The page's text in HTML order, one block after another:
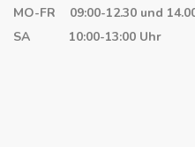
MO-FR 09:00-12.30 und
SA 10:00-13:00 Uhr